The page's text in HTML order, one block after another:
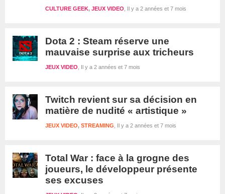
Il y a 2 années et 7 mois
CULTURE GEEK, JEUX VIDEO
Dota 2 : Steam réserve une
mauvaise surprise aux tricheurs
Il y a 2 années et 7 mois
JEUX VIDEO
Twitch revient sur sa décision en
matière de nudité « artistique »
Il y a 2 années et 7 mois
JEUX VIDEO, STREAMING
Total War : face à la grogne des
joueurs, le développeur présente
ses excuses